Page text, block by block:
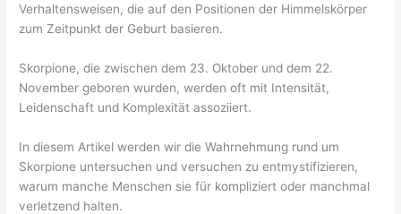
Verhaltensweisen, die auf den Positionen der Himmelskörper
zum Zeitpunkt der Geburt basieren.
Skorpione, die zwischen dem 23. Oktober und dem 22.
November geboren wurden, werden oft mit Intensität,
Leidenschaft und Komplexität assoziiert.
In diesem Artikel werden wir die Wahrnehmung rund um
Skorpione untersuchen und versuchen zu entmystifizieren,
warum manche Menschen sie für kompliziert oder manchmal
verletzend halten.